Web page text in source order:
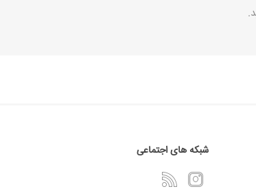
شبکه های اجتماعی